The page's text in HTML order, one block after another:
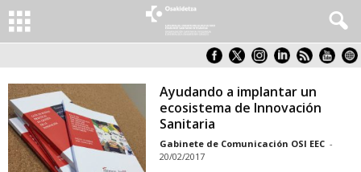
Ayudando a implantar un
ecosistema de Innovación
Sanitaria
Gabinete de Comunicación OSI EEC -
20/02/2017